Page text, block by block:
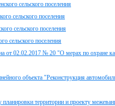
сельского поселения
сельского поселения
сельского поселения
сельского поселения
от 02.02.2017 № 20 "О мерах по охране
объекта "Реконструкция
территории и проекту межевания